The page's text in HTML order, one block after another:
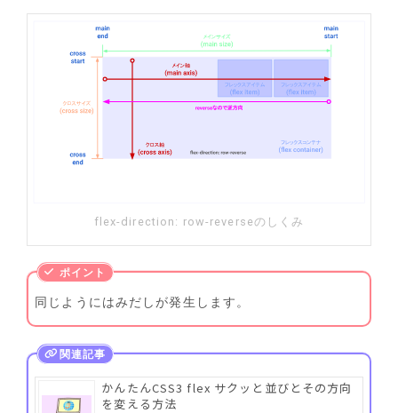
flex-direction: row-reverseのしくみ
同じようにはみだしが発生します。
かんたんCSS3 flex サクッと並びとその方向
を変える方法